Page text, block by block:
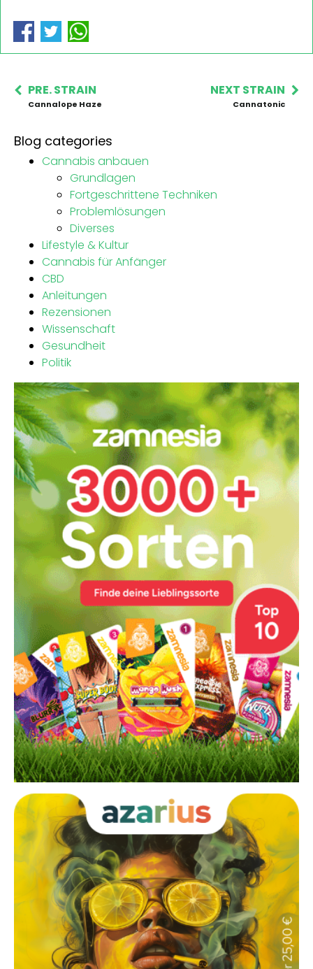
PRE. STRAIN
Cannalope Haze
NEXT STRAIN
Cannatonic
Blog categories
Cannabis anbauen
Grundlagen
Fortgeschrittene Techniken
Problemlösungen
Diverses
Lifestyle & Kultur
Cannabis für Anfänger
CBD
Anleitungen
Rezensionen
Wissenschaft
Gesundheit
Politik